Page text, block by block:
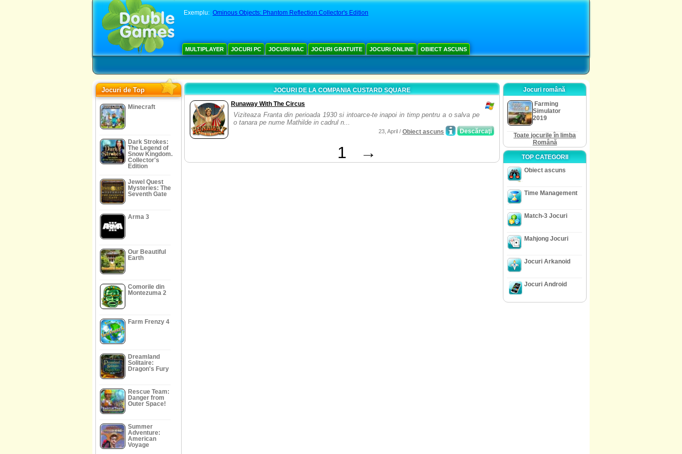
Exemplu: Ominous Objects: Phantom Reflection Collector's Edition
MULTIPLAYER JOCURI PC JOCURI MAC JOCURI GRATUITE JOCURI ONLINE OBIECT ASCUNS
Jocuri de Top
Minecraft
Dark Strokes:
The Legend of
Snow Kingdom.
Collector's
Edition
Jewel Quest
Mysteries: The
Seventh Gate
Arma 3
Our Beautiful
Earth
Comorile din
Montezuma 2
Farm Frenzy 4
Dreamland
Solitaire:
Dragon's Fury
Rescue Team:
Danger from
Outer Space!
Summer
Adventure:
American
Voyage
JOCURI DE LA COMPANIA CUSTARD SQUARE
Runaway With The Circus
Viziteaza Franta din perioada 1930 si intoarce-te inapoi in timp pentru a o salva pe
o tanara pe nume Mathilde in cadrul n...
Descărcaţi
23, April / Obiect ascuns
1 →
Jocuri română
Farming
Simulator
2019
Toate jocurile în limba
Română
TOP CATEGORII
Obiect ascuns
Time Management
Match-3 Jocuri
Mahjong Jocuri
Jocuri Arkanoid
Jocuri Android